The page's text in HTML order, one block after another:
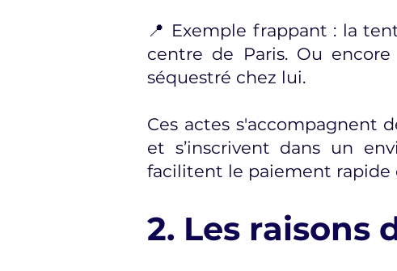
📍 Exemple frappant : la
centre de Paris. Ou
séquestré chez lui.
Ces actes s'accompagnent
et s’inscrivent dans un
facilitent le paiement rapide
2. Les raisons